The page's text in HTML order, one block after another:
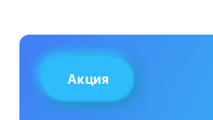
Кофемашины
Кухонные плиты
Акция